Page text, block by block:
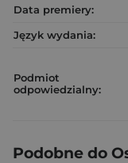
Data premiery:
Język wydania:
Podmiot
odpowiedzialny:
Podobne do